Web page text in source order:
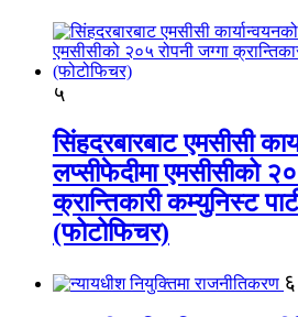
५
सिंहदरबारबाट एमसीसी
लप्सीफेदीमा एमसीसीको
क्रान्तिकारी कम्युनिस्ट
(फोटोफिचर)
६